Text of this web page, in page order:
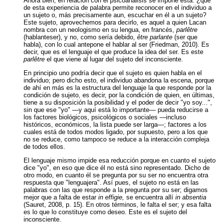
de esta experiencia de palabra permite reconocer en el individuo a
un sujeto o, más precisamente aun, escuchar en él a un sujeto?
Este sujeto, aprovechemos para decirlo, es aquel a quien Lacan
nombra con un neologismo en su lengua, en francés, parlêtre
(hablanteser), y no, como sería debido, être parlante (ser que
habla), con lo cual antepone el hablar al ser (Friedman, 2010). Es
decir, que es el lenguaje el que produce la idea del ser. Es este
parlêtre el que viene al lugar del sujeto del inconsciente.
En principio uno podría decir que el sujeto es quien habla en el
individuo; pero dicho esto, el individuo abandona la escena, porque
de ahí en más es la estructura del lenguaje la que responde por la
condición de sujeto, es decir, por la condición de quien, en últimas,
tiene a su disposición la posibilidad y el poder de decir "yo soy...",
sin que ese "yo" —y aquí está lo importante— pueda reducirse a
los factores biológicos, psicológicos o sociales —incluso
históricos, económicos, la lista puede ser larga—; factores a los
cuales está de todos modos ligado, por supuesto, pero a los que
no se reduce, como tampoco se reduce a la interacción compleja
de todos ellos.
El lenguaje mismo impide esa reducción porque en cuanto el sujeto
dice "yo", en eso que dice él no está sino representado. Dicho de
otro modo, en cuanto él se pregunta por su ser no encuentra otra
respuesta que "lenguajera". Así pues, el sujeto no está en las
palabras con las que responde a la pregunta por su ser; digamos
mejor que a falta de estar in effigie, se encuentra allí in absentia
(Sauret, 2008, p. 15). En otros términos, le falta el ser; y esa falta
es lo que lo constituye como deseo. Este es el sujeto del
inconsciente.